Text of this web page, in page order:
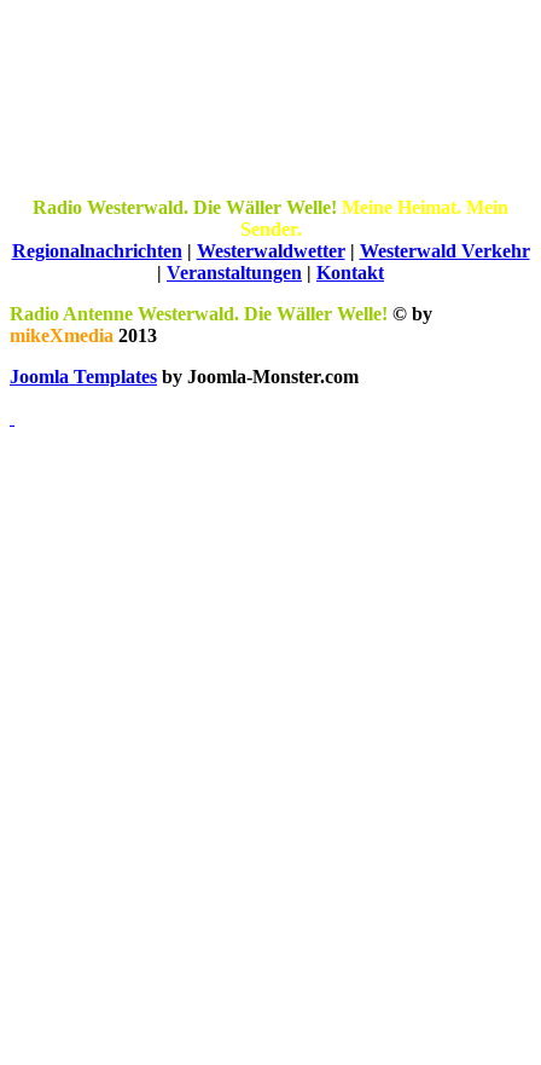
Radio Westerwald. Die Wäller Welle! Meine Heimat. Mein
Sender.
Regionalnachrichten | Westerwaldwetter| Westerwald Verkehr
| Veranstaltungen | Kontakt
Radio Antenne Westerwald. Die Wäller Welle! © by
mikeXmedia 2013
Joomla Templates by Joomla-Monster.com